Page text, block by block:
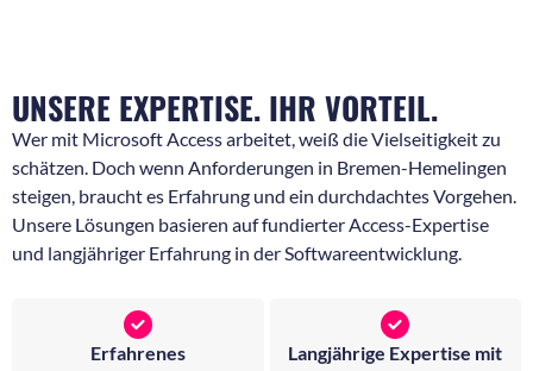
UNSERE EXPERTISE. IHR VORTEIL.
Wer mit Microsoft Access arbeitet, weiß die Vielseitigkeit zu
schätzen. Doch wenn Anforderungen in Bremen-Hemelingen
steigen, braucht es Erfahrung und ein durchdachtes Vorgehen.
Unsere Lösungen basieren auf fundierter Access-Expertise
und langjähriger Erfahrung in der Softwareentwicklung.
Erfahrenes
Langjährige Expertise mit